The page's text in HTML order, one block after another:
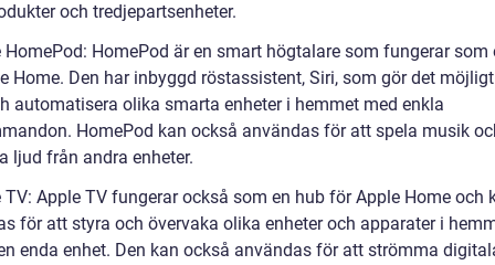
och tredjepartsenheter.
HomePod: HomePod är en smart högtalare som fungerar som
Home. Den har inbyggd röstassistent, Siri, som gör det
automatisera olika smarta enheter i hemmet med enkla
HomePod kan också användas för att spela musik
ljud från andra enheter.
TV: Apple TV fungerar också som en hub för Apple Home och
för att styra och övervaka olika enheter och apparater i
enda enhet. Den kan också användas för att strömma